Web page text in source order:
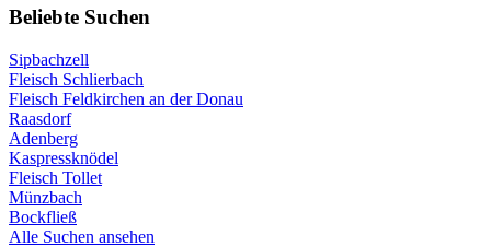
Beliebte Suchen
Sipbachzell
Fleisch Schlierbach
Fleisch Feldkirchen an der Donau
Raasdorf
Adenberg
Kaspressknödel
Fleisch Tollet
Münzbach
Bockfließ
Alle Suchen ansehen